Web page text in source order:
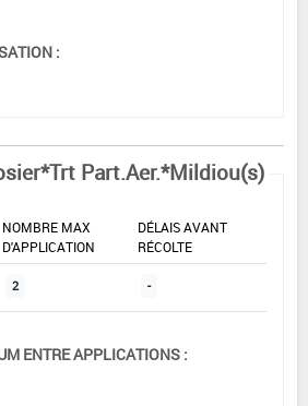
:
Part.Aer.*Mildiou(s)
NOMBRE MAX
D'APPLICATION
DÉLAIS AVANT
RÉCOLTE
2 -
ENTRE APPLICATIONS :